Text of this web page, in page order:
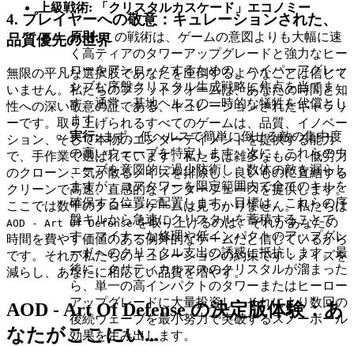
上級戦術: 「クリスタルカスケード」エコノミー
原則:この戦術は、ゲームの意図よりも大幅に速
く高ティアのタワーアップグレードと強力なヒー
ローをアンロックするための、ハイパーアグレッ
シブな序盤クリスタル生成戦略に焦点を当てま
す。通常、基地ヘルスの一時的な犠牲を代償とし
ます。
実行:まず、低ヘルスで簡単に倒せる敵の集中度
の高いウェーブを特定します。次に、これらのウ
ェーブを意図的に過少防衛し、数体の敵を漏らし
ますが、コアタワーを限定範囲内で全てのキルを
確保する位置に配置します。目標は、これらの序
盤キルから急速にクリスタルを蓄積することで
す。マイナーな修理や低インパクトのアップグレ
ードへのクリスタル支出の誘惑に抵抗します。最
後に、クリティカルマスのクリスタルが溜まった
ら、単一の高インパクトのタワーまたはヒーロー
アップグレードに大量投資し、それにより数回の
後続ウェーブを最小努力で突破するスノーボール
効果を生み出します。
4. プレイヤーへの敬意：キュレーションされた、
品質優先の世界
無限の平凡な選択肢であなたを圧倒するようなことは信じて
いません。私たちのプラットフォームは、あなたの時間と知
性への深い敬意の証である、キュレーションされたギャラリ
ーです。取り上げられるすべてのゲームは、品質、イノベー
ション、そして本物のエンターテイメントを提供する能力
で、手作業で選ばれています。私たちは雑多なもの、低労力
のクローン、気が散るノイズを排除し、良いものに直結する
クリーンで高速、直感的なインターフェースを提供します。
ここでは数千のクローンゲームは見つかりません。私たちは
AOD - Art Of Defenseを取り上げるのは、それがあなたの
時間を費やす価値のある例外的なゲームだと信じているから
です。それが私たちのキュレーションの約束です：ノイズを
減らし、あなたに相応しい品質を増やす。
AOD - Art Of Defense の決定版体験：あ
なたがここにい...